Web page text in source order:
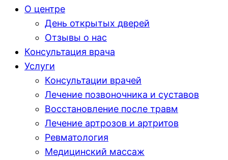
О центре
День открытых дверей
Отзывы о нас
Консультация врача
Услуги
Консультации врачей
Лечение позвоночника и суставов
Восстановление после травм
Лечение артрозов и артритов
Ревматология
Медицинский массаж